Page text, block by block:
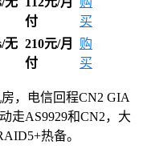
付
买
无 210元/月
付
购
买
，电信回程CN2 GIA
走AS9929和CN2，大
热备。